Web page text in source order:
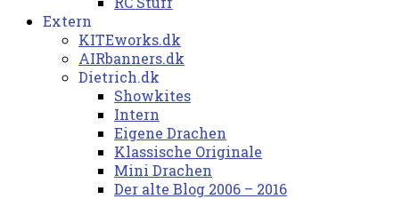
Extern
KITEworks.dk
AIRbanners.dk
Dietrich.dk
Showkites
Intern
Eigene Drachen
Klassische Originale
Mini Drachen
Der alte Blog 2006 – 2016